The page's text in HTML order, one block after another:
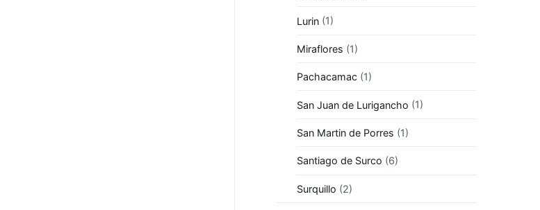
Lurin(1)
Miraflores (1)
Pachacamac(1)
San Juan de Lurigancho (1)
San Martin de Porres (1)
Santiago de Surco (6)
Surquillo (2)